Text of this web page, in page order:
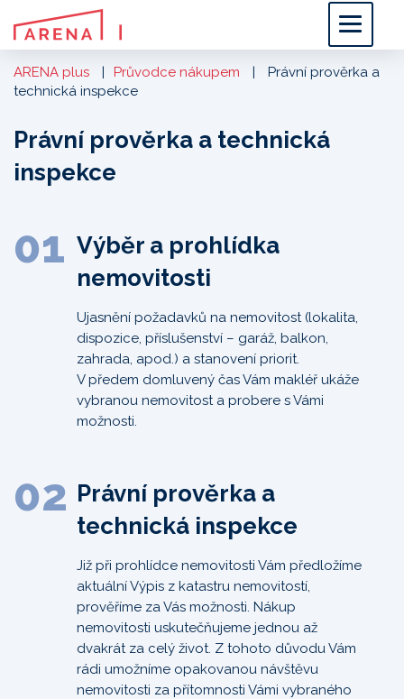
ARENA plus Průvodce nákupem
Právní prověrka a
technická inspekce
Právní prověrka a technická
inspekce
01 Výběr a prohlídka
nemovitosti
Ujasnění požadavků na nemovitost (lokalita,
dispozice, příslušenství – garáž, balkon,
zahrada, apod.) a stanovení priorit.
V předem domluvený čas Vám makléř ukáže
vybranou nemovitost a probere s Vámi
možnosti.
02 Právní prověrka a
technická inspekce
Již při prohlídce nemovitosti Vám předložíme
aktuální Výpis z katastru nemovitostí,
prověříme za Vás možnosti. Nákup
nemovitosti uskutečňujeme jednou až
dvakrát za celý život. Z tohoto důvodu Vám
rádi umožníme opakovanou návštěvu
nemovitosti za přítomnosti Vámi vybraného